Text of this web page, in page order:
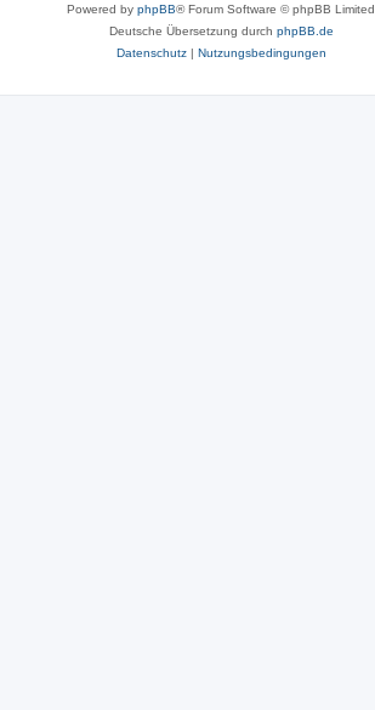
Powered by phpBB® Forum Software © phpBB Limited
Deutsche Übersetzung durch phpBB.de
Datenschutz| Nutzungsbedingungen